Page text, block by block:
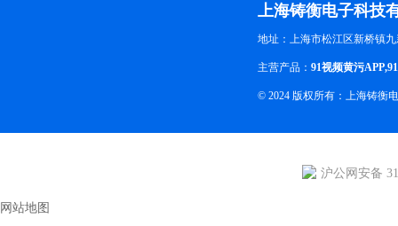
上海铸衡电子科技
地址：上海市松江区新桥镇
主营产品： 91视频黄污APP,
© 2024 版权所有：上海铸衡
沪公网安备
网站地图